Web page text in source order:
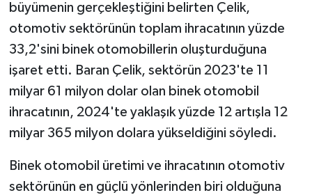
büyümenin gerçekleştiğini belirten Çelik,
otomotiv sektörünün toplam ihracatının yüzde
33,2'sini binek otomobillerin oluşturduğuna
işaret etti. Baran Çelik, sektörün 2023'te 11
milyar 61 milyon dolar olan binek otomobil
ihracatının, 2024'te yaklaşık yüzde 12 artışla 12
milyar 365 milyon dolara yükseldiğini söyledi.
Binek otomobil üretimi ve ihracatının otomotiv
sektörünün en güçlü yönlerinden biri olduğuna